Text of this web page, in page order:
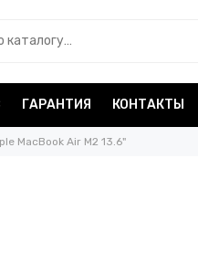
ГАРАНТИЯ КОНТАКТЫ
MacBook Air M2 13.6"